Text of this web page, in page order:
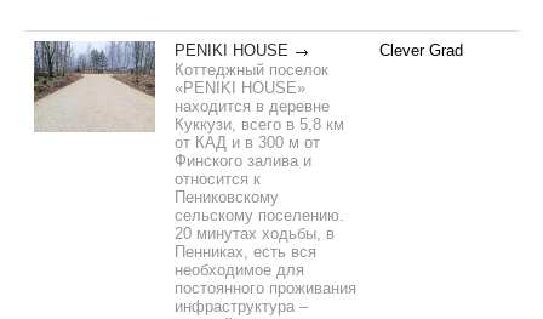
PENIKI HOUSE
Коттеджный поселок
«PENIKI HOUSE»
находится в деревне
Куккузи, всего в 5,8 км
от КАД и в 300 м от
Финского залива и
относится к
Пениковскому
сельскому поселению.
20 минутах ходьбы, в
Пенниках, есть вся
необходимое для
постоянного проживания
инфраструктура –
Clever Grad